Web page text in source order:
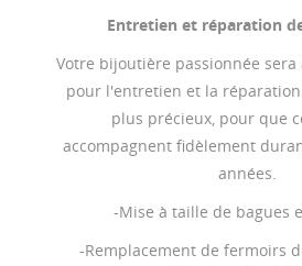
Entretien et réparation
Votre bijoutière passionnée
pour l'entretien et la
plus précieux, pour que
accompagnent fidèlement
années.
-Mise à taille de bagues
-Remplacement de fermoirs